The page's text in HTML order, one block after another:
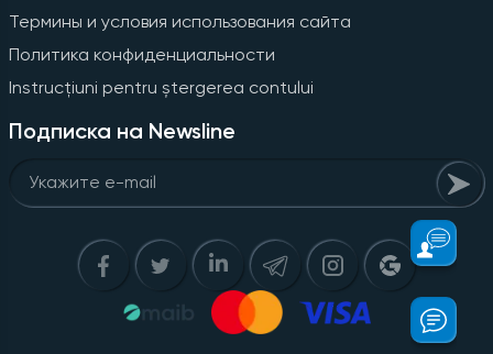
Термины и условия использования сайта
Политика конфиденциальности
Instrucțiuni pentru ștergerea contului
Подписка на Newsline